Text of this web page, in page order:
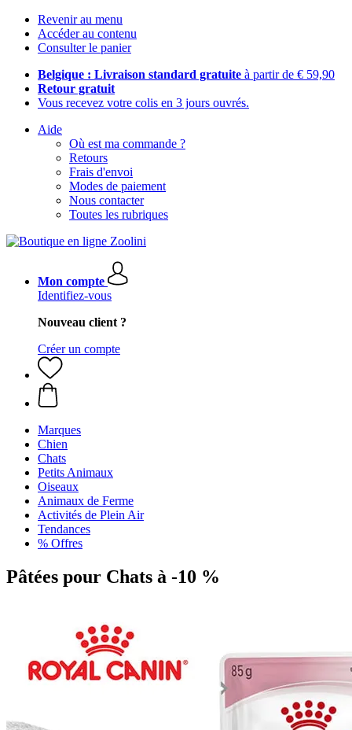
Revenir au menu
Accéder au contenu
Consulter le panier
Belgique : Livraison standard gratuite à partir de € 59,90
Retour gratuit
Vous recevez votre colis en 3 jours ouvrés.
Aide
Où est ma commande ?
Retours
Frais d'envoi
Modes de paiement
Nous contacter
Toutes les rubriques
Mon compte
Identifiez-vous
Nouveau client ?
Créer un compte
Marques
Chien
Chats
Petits Animaux
Oiseaux
Animaux de Ferme
Activités de Plein Air
Tendances
% Offres
Pâtées pour Chats à -10 %